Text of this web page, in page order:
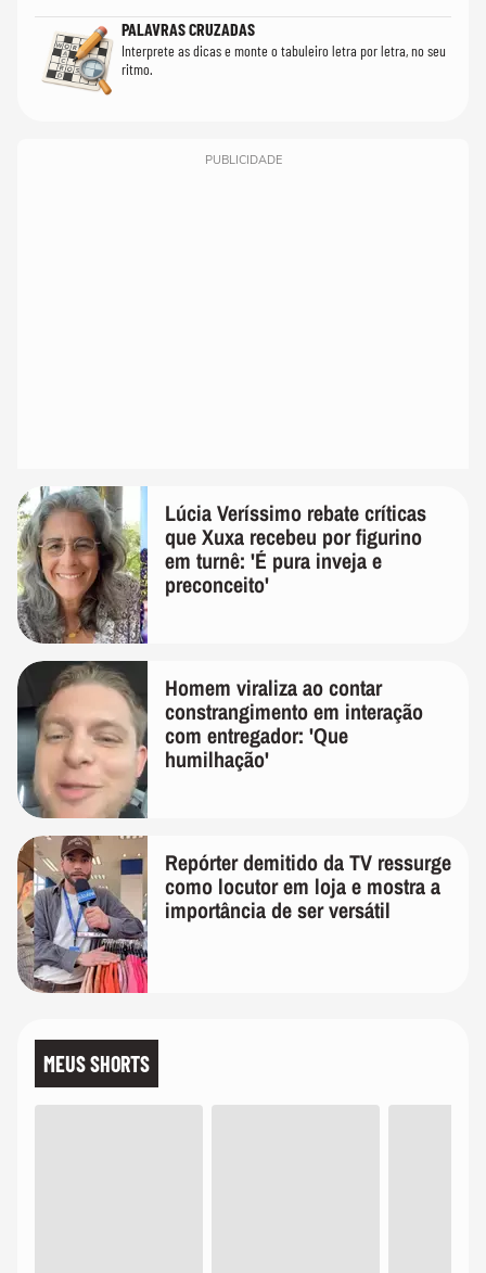
PALAVRAS CRUZADAS
Interprete as dicas e monte o tabuleiro letra por letra, no seu
ritmo.
PUBLICIDADE
Lúcia Veríssimo rebate críticas
que Xuxa recebeu por figurino
em turnê: 'É pura inveja e
preconceito'
Homem viraliza ao contar
constrangimento em interação
com entregador: 'Que
humilhação'
Repórter demitido da TV ressurge
como locutor em loja e mostra a
importância de ser versátil
MEUS SHORTS